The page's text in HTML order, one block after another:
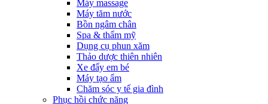
Máy massage
Máy tăm nước
Bồn ngâm chân
Spa & thẩm mỹ
Dụng cụ phun xăm
Thảo dược thiên nhiên
Xe đẩy em bé
Máy tạo ẩm
Chăm sóc y tế gia đình
Phục hồi chức năng